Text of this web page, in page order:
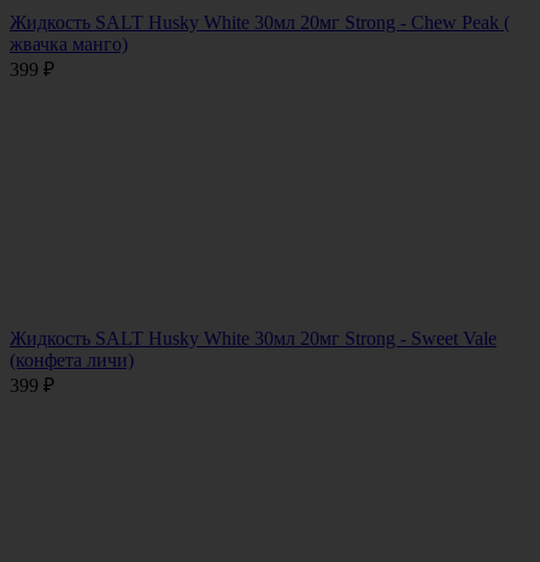
Жидкость SALT Husky White 30мл 20мг Strong - Chew Peak (
жвачка манго)
399 ₽
Жидкость SALT Husky White 30мл 20мг Strong - Sweet Vale
(конфета личи)
399 ₽